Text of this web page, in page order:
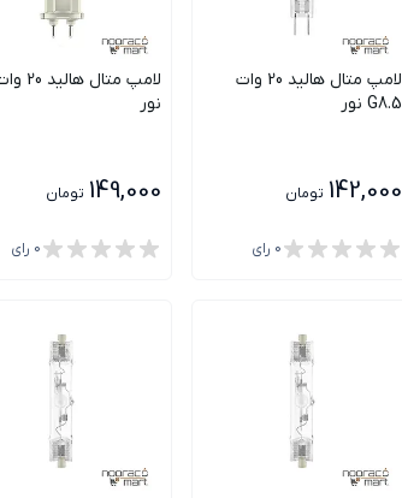
لامپ متال هالید 20 وات
G8.5 نور
142,000 تومان
0 رای
نور
149,000 تومان
0 رای